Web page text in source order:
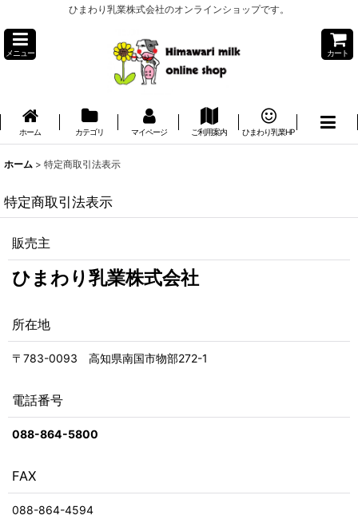
ひまわり乳業株式会社のオンラインショップです。
メニュー カート
ホーム カテゴリ マイページ ご利用案内 ひまわり乳業HP
ホーム > 特定商取引法表示
特定商取引法表示
販売主
ひまわり乳業株式会社
所在地
〒783-0093 高知県南国市物部272-1
電話番号
088-864-5800
FAX
088-864-4594